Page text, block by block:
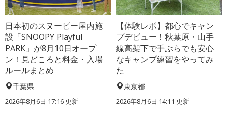
日本初のスヌーピー屋内施
設「SNOOPY Playful
PARK」が8月10日オープ
ン！見どころと料金・入場
ルールまとめ
千葉県
2026年8月6日 17:16更新
【体験レポ】都心でキャン
プデビュー！秋葉原・山手
線高架下で手ぶらでも安心
なキャンプ練習をやってみ
た
東京都
2026年8月6日 14:11 更新